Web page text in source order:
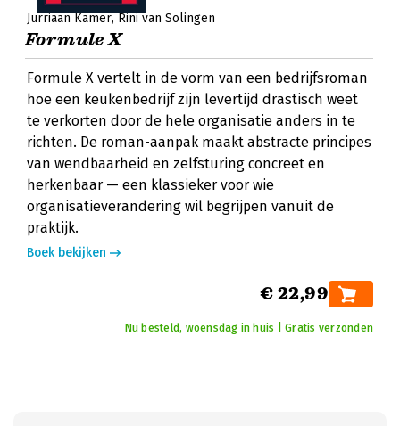
Jurriaan Kamer Rini van Solingen
Formule X
Formule X vertelt in de vorm van een bedrijfsroman
hoe een keukenbedrijf zijn levertijd drastisch weet
te verkorten door de hele organisatie anders in te
richten. De roman-aanpak maakt abstracte principes
van wendbaarheid en zelfsturing concreet en
herkenbaar — een klassieker voor wie
organisatieverandering wil begrijpen vanuit de
praktijk.
Boek bekijken
€ 22,99
Nu besteld, woensdag in huis | Gratis verzonden